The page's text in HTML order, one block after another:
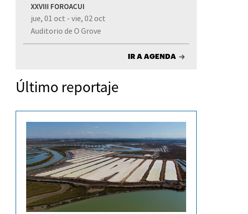
XXVIII FOROACUI
jue, 01 oct - vie, 02 oct
Auditorio de O Grove
IR A AGENDA
Último reportaje